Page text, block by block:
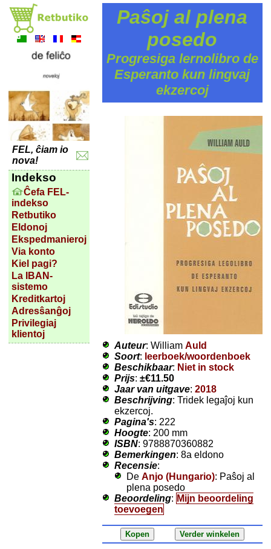
FEL, ĉiam io
nova!
Indekso
Ĉefa FEL-
indekso
Retbutiko
Eldonoj
Ekspedmanieroj
Via konto
Kiel pagi?
La IBAN-
sistemo
Kreditkartoj
Adresŝanĝoj
Privilegiaj
klientoj
Paŝoj al plena
posedo
Progresiga lernolibro de
Esperanto kun lingvaj
ekzercoj
Auteur: William Auld
Soort: leerboek/woordenboek
Beschikbaar: Niet in stock
Prijs: ±€11.50
Jaar van uitgave: 2018
Beschrijving: Tridek legaĵoj kun
ekzercoj.
Pagina's: 222
Hoogte: 200 mm
ISBN: 9788870360882
Bemerkingen: 8a eldono
Recensie:
De Anjo (Hungario): Paŝoj al
plena posedo
Beoordeling: Mijn beoordeling
toevoegen